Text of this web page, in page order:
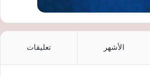
الأشهر تعليقات